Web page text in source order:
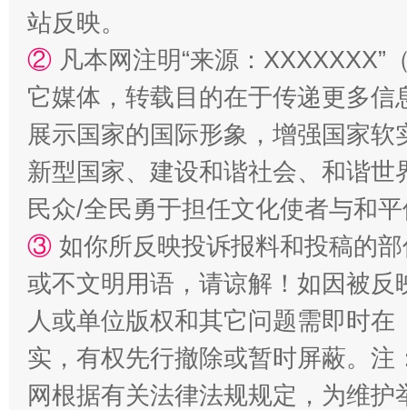
站反映。
② 凡本网注明“来源：
它媒体，转载目的在于传递更多
展示国家的国际形象，增强国家
新型国家、建设和谐社会、和谐
民众/全民勇于担任文化使者与和
③ 如你所反映投诉报料和投稿的
或不文明用语，请谅解！如因被
人或单位版权和其它问题需即时在
实，有权先行撤除或暂时屏蔽。
网根据有关法律法规规定，为维